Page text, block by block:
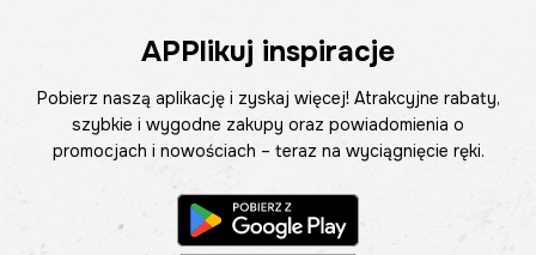
APPlikuj inspiracje
Pobierz naszą aplikację i zyskaj więcej! Atrakcyjne rabaty,
szybkie i wygodne zakupy oraz powiadomienia o
promocjach i nowościach – teraz na wyciągnięcie ręki.